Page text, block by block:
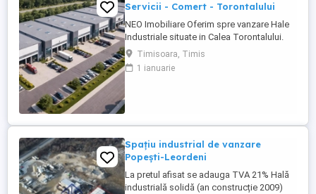
Servicii - Comert - Torontalului
NEO Imobiliare Oferim spre vanzare Hale
Industriale situate in Calea Torontalului.
Halele au destinatie Mica Productie -
Servicii si Comert, au suprafete de la 480
la 600 mp si beneficiaza de birouri, grupuri
Timisoara, Timis
1 ianuarie
Spațiu industrial de vanzare
Popești-Leordeni
La pretul afisat se adauga TVA 21% Hală
industrială solidă (an construcție 2009)